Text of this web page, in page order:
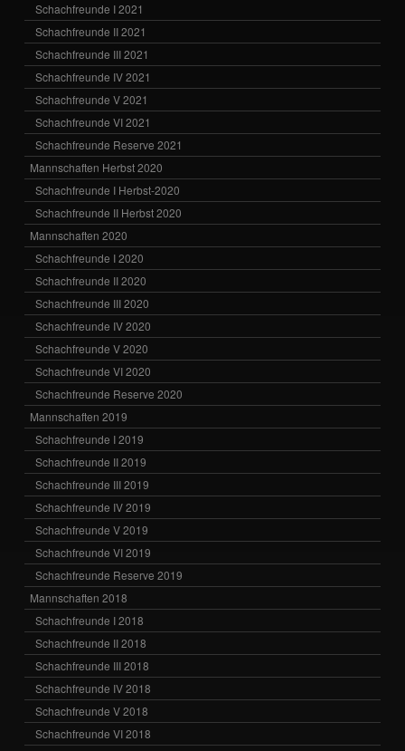
Schachfreunde I 2021
Schachfreunde II 2021
Schachfreunde III 2021
Schachfreunde IV 2021
Schachfreunde V 2021
Schachfreunde VI 2021
Schachfreunde Reserve 2021
Mannschaften Herbst 2020
Schachfreunde I Herbst-2020
Schachfreunde II Herbst 2020
Mannschaften 2020
Schachfreunde I 2020
Schachfreunde II 2020
Schachfreunde III 2020
Schachfreunde IV 2020
Schachfreunde V 2020
Schachfreunde VI 2020
Schachfreunde Reserve 2020
Mannschaften 2019
Schachfreunde I 2019
Schachfreunde II 2019
Schachfreunde III 2019
Schachfreunde IV 2019
Schachfreunde V 2019
Schachfreunde VI 2019
Schachfreunde Reserve 2019
Mannschaften 2018
Schachfreunde I 2018
Schachfreunde II 2018
Schachfreunde III 2018
Schachfreunde IV 2018
Schachfreunde V 2018
Schachfreunde VI 2018